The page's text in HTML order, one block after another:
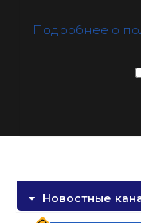
Подробнее о
Новостные